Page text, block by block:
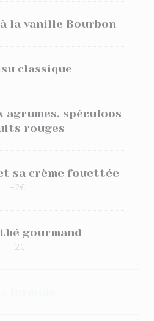
la vanille Bourbon
classique
agrumes, spéculoos
rouges
sa crème fouettée
+2€
gourmand
+2€